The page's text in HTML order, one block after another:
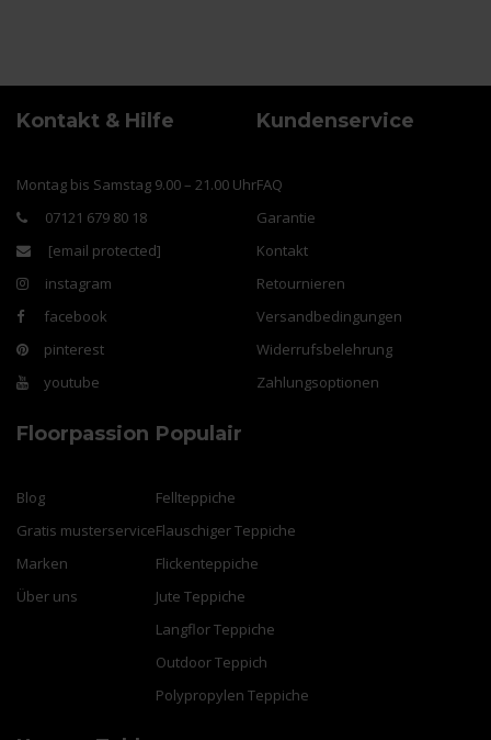
Kontakt & Hilfe
Montag bis Samstag 9.00 – 21.00 Uhr
07121 679 80 18
[email protected]
instagram
facebook
pinterest
youtube
Kundenservice
FAQ
Garantie
Kontakt
Retournieren
Versandbedingungen
Widerrufsbelehrung
Zahlungsoptionen
Floorpassion
Blog
Gratis musterservice
Marken
Über uns
Populair
Fellteppiche
Flauschiger Teppiche
Flickenteppiche
Jute Teppiche
Langflor Teppiche
Outdoor Teppich
Polypropylen Teppiche